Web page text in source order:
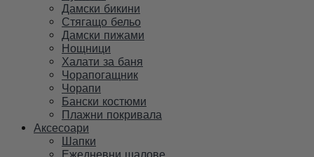
Дамски бикини
Стягащо бельо
Дамски пижами
Нощници
Халати за баня
Чорапогащник
Чорапи
Бански костюми
Плажни покривала
Аксесоари
Шапки
Ежедневни шалове